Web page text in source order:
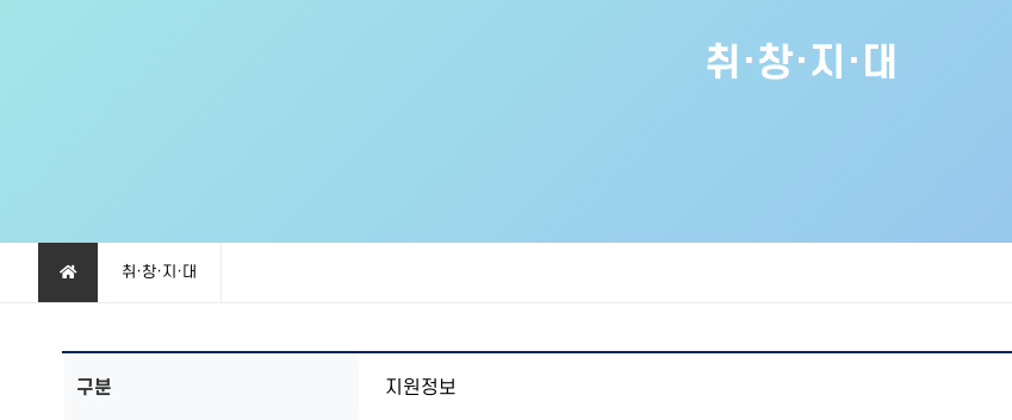
취·창·지·대
취·창·지·대
구분 지원정보